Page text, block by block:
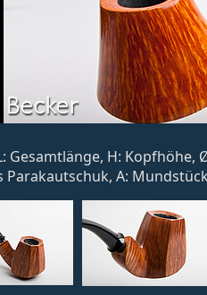
Gesamtlänge, H:
Parakautschuk, A: